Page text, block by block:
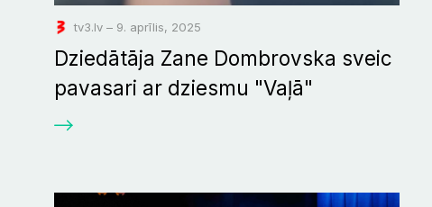
tv3.lv – 9. aprīlis, 2025
Dziedātāja Zane Dombrovska sveic
pavasari ar dziesmu "Vaļā"